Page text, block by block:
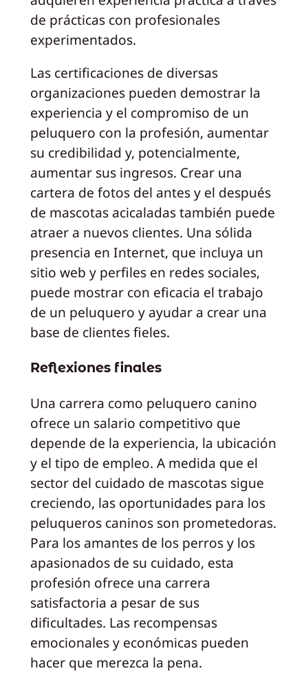
de prácticas con profesionales
experimentados.
Las certificaciones de diversas
organizaciones pueden demostrar la
experiencia y el compromiso de un
peluquero con la profesión, aumentar
su credibilidad y, potencialmente,
aumentar sus ingresos. Crear una
cartera de fotos del antes y el después
de mascotas acicaladas también puede
atraer a nuevos clientes. Una sólida
presencia en Internet, que incluya un
sitio web y perfiles en redes sociales,
puede mostrar con eficacia el trabajo
de un peluquero y ayudar a crear una
base de clientes fieles.
Reflexiones finales
Una carrera como peluquero canino
ofrece un salario competitivo que
depende de la experiencia, la ubicación
y el tipo de empleo. A medida que el
sector del cuidado de mascotas sigue
creciendo, las oportunidades para los
peluqueros caninos son prometedoras.
Para los amantes de los perros y los
apasionados de su cuidado, esta
profesión ofrece una carrera
satisfactoria a pesar de sus
dificultades. Las recompensas
emocionales y económicas pueden
hacer que merezca la pena.